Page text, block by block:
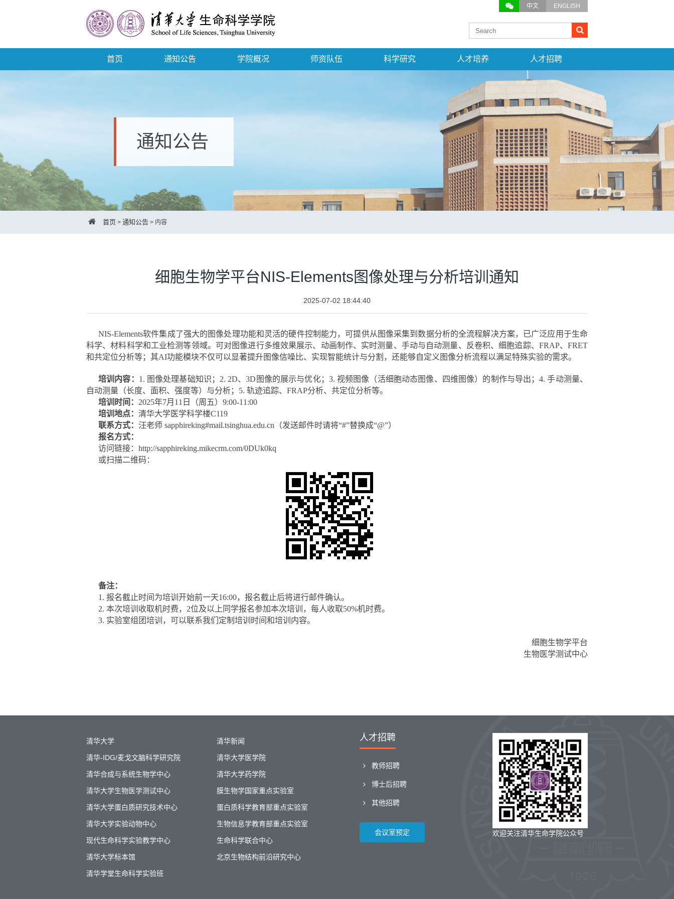
中文 ENGLISH
首页 通知公告 学院概况 师资队伍 科学研究 人才培养 人才招聘
通知公告
首页 > 通知公告 > 内容
细胞生物学平台NIS-Elements图像处理与分析培训通知
2025-07-02 18:44:40
NIS-Elements软件集成了强大的图像处理功能和灵活的硬件控制能力，可提供从图像采集到数据分析的全流程解决方案，已广泛应用于生命
科学、材料科学和工业检测等领域。可对图像进行多维效果展示、动画制作、实时测量、手动与自动测量、反卷积、细胞追踪、FRAP、FRET
和共定位分析等；其AI功能模块不仅可以显著提升图像信噪比、实现智能统计与分割，还能够自定义图像分析流程以满足特殊实验的需求。
培训内容： 1. 图像处理基础知识；2. 2D、3D图像的展示与优化；3. 视频图像（活细胞动态图像、四维图像）的制作与导出；4. 手动测量、
自动测量（长度、面积、强度等）与分析；5. 轨迹追踪、FRAP分析、共定位分析等。
培训时间： 2025年7月11日（周五）9:00-11:00
培训地点： 清华大学医学科学楼C119
联系方式： 汪老师 sapphireking#mail.tsinghua.edu.cn（发送邮件时请将“#”替换成“@”）
报名方式：
访问链接：http://sapphireking.mikecrm.com/0DUk0kq
或扫描二维码：
备注：
1. 报名截止时间为培训开始前一天16:00，报名截止后将进行邮件确认。
2. 本次培训收取机时费，2位及以上同学报名参加本次培训，每人收取50%机时费。
3. 实验室组团培训，可以联系我们定制培训时间和培训内容。
细胞生物学平台
生物医学测试中心
欢迎关注清华生命学院公众号
人才招聘
教师招聘
博士后招聘
其他招聘
会议室预定
清华大学 清华新闻
清华-IDG/麦戈文脑科学研究院 清华大学医学院
清华合成与系统生物学中心 清华大学药学院
清华大学生物医学测试中心 膜生物学国家重点实验室
清华大学蛋白质研究技术中心 蛋白质科学教育部重点实验室
清华大学实验动物中心 生物信息学教育部重点实验室
现代生命科学实验教学中心 生命科学联合中心
清华大学标本馆 北京生物结构前沿研究中心
清华学堂生命科学实验班